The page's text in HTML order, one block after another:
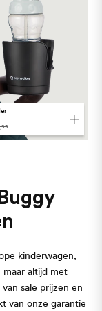
kinderwagen,
altijd met
sale prijzen en
van onze garantie